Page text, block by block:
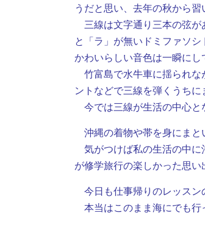
うだと思い、去年の秋から習
三線は文字通り三本の弦が
と「ラ」が無いドミファソ
かわいらしい音色は一瞬にし
竹富島で水牛車に揺られな
ントなどで三線を弾くうちに
今では三線が生活の中心と
沖縄の着物や帯を身にまと
気がつけば私の生活の中に
が修学旅行の楽しかった思
今日も仕事帰りのレッスン
本当はこのまま海にでも行